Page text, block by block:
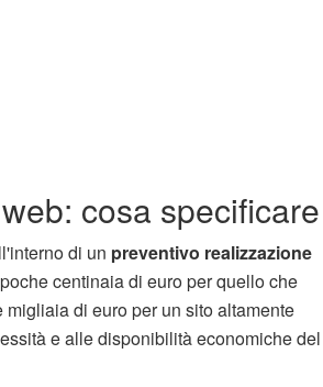
cosa specificare
di un preventivo realizzazione
centinaia di euro per quello che
di euro per un sito altamente
e alle disponibilità economiche del